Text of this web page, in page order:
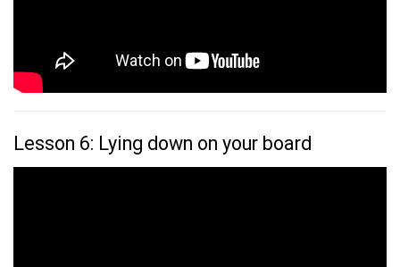
Lesson 6: Lying down on your board